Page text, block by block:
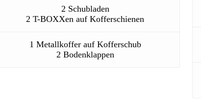
2 Schubladen
2 T-BOXXen auf Kofferschienen
1 Metallkoffer auf Kofferschub
2 Bodenklappen